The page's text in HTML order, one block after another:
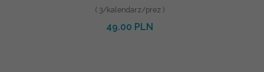
( 3/kalendarz/prez )
49.00 PLN